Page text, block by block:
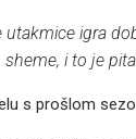
utakmice igra
i to je
s prošlom